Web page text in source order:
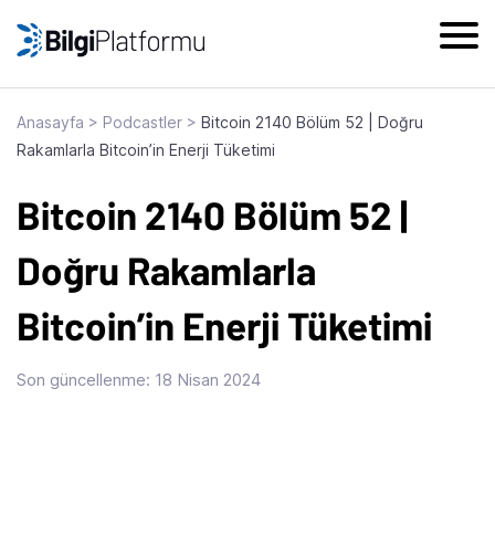
Anasayfa > Podcastler > Bitcoin 2140 Bölüm 52 | Doğru
Rakamlarla Bitcoin’in Enerji Tüketimi
Bitcoin 2140 Bölüm 52 |
Doğru Rakamlarla
Bitcoin’in Enerji Tüketimi
Son güncellenme: 18 Nisan 2024